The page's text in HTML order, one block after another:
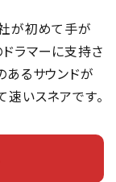
が初めて手が
ラマーに支持さ
あるサウンドが
速いスネアです。